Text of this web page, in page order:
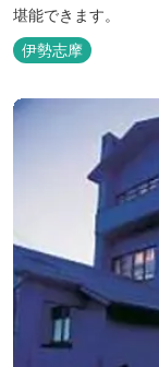
堪能できます。
伊勢志摩